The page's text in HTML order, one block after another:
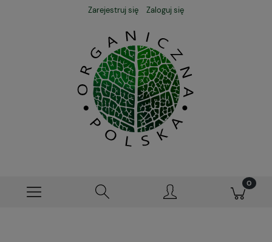
Zarejestruj się Zaloguj się